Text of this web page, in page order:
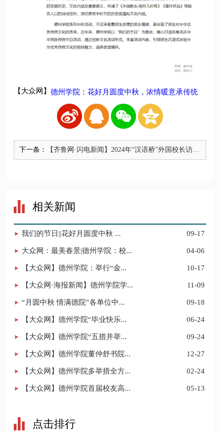
【大众网】德州学院：花好月圆度中秋，浓情暖意承传统
下一条：
【齐鲁网·闪电新闻】2024年“汉语桥”外国校长访华
团德州行活动举行 海外华文教育联盟正式成立
相关新闻
我们的节日||花好月圆度中秋 ... 09-17
大众网：最美春景|德州学院：校... 04-06
【大众网】德州学院：举行“金... 10-17
【大众网·海报新闻】德州学院学... 11-09
“月圆中秋 情满德院”各单位中... 09-18
【大众网】德州学院“毕业快乐... 06-24
【大众网】德州学院“五措并举... 09-24
【大众网】德州学院董仲舒书院... 12-27
【大众网】德州学院多举措全方... 02-24
【大众网】德州学院首届校友高... 05-13
点击排行